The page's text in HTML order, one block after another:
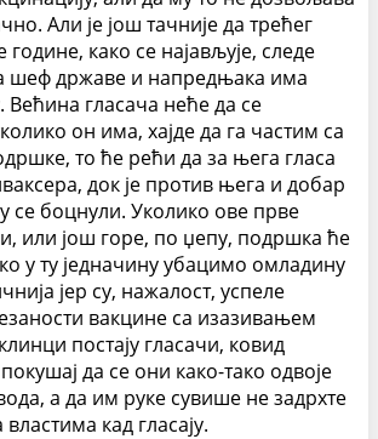
Али је још тачније да трећег
како се најављује, следе
шеф државе и напредњака има
Већина гласача неће да се
он има, хајде да га частим са
то ће рећи да за њега гласа
док је против њега и добар
се боцнули. Уколико ове прве
или још горе, по џепу, подршка ће
у ту једначину убацимо омладину
јер су, нажалост, успеле
вакцине са изазивањем
постају гласачи, ковид
да се они како-тако одвоје
а да им руке сувише не задрхте
кад гласају.